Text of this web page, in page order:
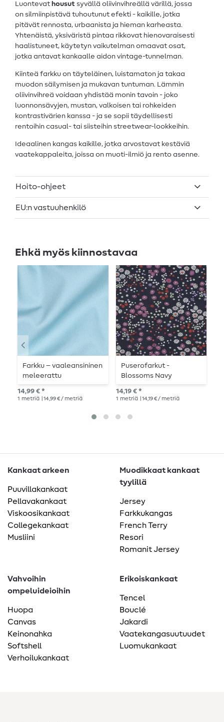
Luontevat housut syvällä oliivinvihreällä värillä, jossa
on silmiinpistävä tuhoutunut efekti - kaikille, jotka
pitävät rennosta, urbaanista ja hieman karheasta.
Yhtenäistä, yksiväristä pintaa rikkovat hienovaraisesti
haalistuneet, käytetyn vaikutelman omaavat osat,
jotka antavat kankaalle aidon vintage-tunnelman.
Kiinteä farkku on täyteläinen, luistamaton ja takaa
muodon säilymisen ja mukavan tuntuman. Lämmin
oliivinvihreä voidaan yhdistää monin tavoin - joko
luonnonsävyjen, mustan, valkoisen tai rohkeiden
kontrastivärien kanssa - ja se sopii täydellisesti
rentoihin casual- tai siisteihin streetwear-lookkeihin.
Ideaalinen kangas kaikille, jotka arvostavat kestäviä
vaatekappaleita, joissa on muoti-ilmiö ja rento asenne.
Hoito-ohjeet
EU:n vastuuhenkilö
Ehkä myös kiinnostavaa
Farkku – vaaleansininen
meleerattu
14,99 € *
1 metriä | 14,99 € / metriä
Puserofarkut -
Blossoms Navy
14,19 € *
1 metriä | 14,19 € / metriä
Kankaat arkeen
Puuvillakankaat
Pellavakankaat
Viskoosikankaat
Collegekankaat
Musliini
Muodikkaat kankaat
tyylillä
Jersey
Farkkukangas
French Terry
Resori
Romanit Jersey
Vahvoihin
ompeluideioihin
Huopa
Canvas
Keinonahka
Softshell
Verhoilukankaat
Erikoiskankaat
Tencel
Bouclé
Jakardi
Vaatekangasuutuudet
Luomukankaat